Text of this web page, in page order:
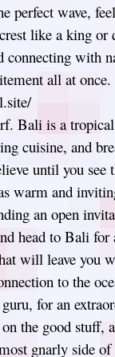
perfect wave,
like a king or
connecting with
all at once.
Bali is a
cuisine, and
until you
warm and
an open
head to Bali
will leave you
to the
for an
the good stuff,
gnarly side